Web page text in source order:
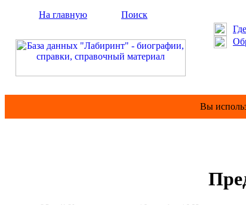
На главную
Поиск
Где
Вы